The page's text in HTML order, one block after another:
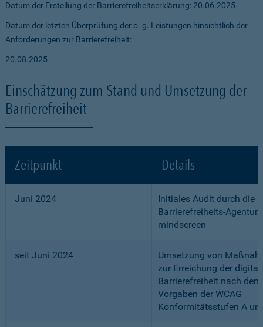
Datum der Erstellung der Barrierefreiheitserklärung: 20.06.2025
Datum der letzten Überprüfung der o. g. Leistungen hinsichtlich der
Anforderungen zur Barrierefreiheit:
20.08.2025
Einschätzung zum Stand und Umsetzung der
Barrierefreiheit
Zeitpunkt Details
Juni 2024
Initiales Audit durch die
Barrierefreiheits-Agentur
mindscreen
seit Juni 2024
Umsetzung von
zur Erreichung der
Barrierefreiheit nach den
Vorgaben der WCAG
Konformitätsstufen A